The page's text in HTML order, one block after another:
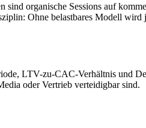
organische Sessions auf
Ohne belastbares Modell
LTV-zu-CAC-Verhältnis und
oder Vertrieb verteidigbar sind.